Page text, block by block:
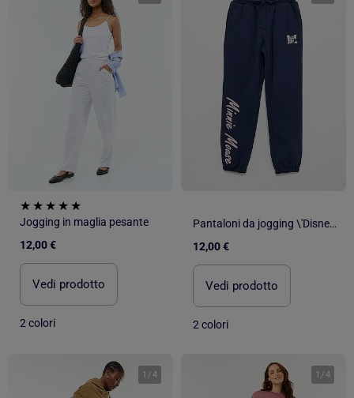
Jogging in maglia pesante
12,00 €
Vedi prodotto
2 colori
Pantaloni da jogging \'Disney\' \'Minnie\'
12,00 €
Vedi prodotto
2 colori
1 /4 1 /4